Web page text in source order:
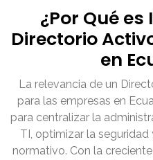
¿Por Qué
Directorio
en
La relevancia de un
para las empresas en
para centralizar la
TI, optimizar la
normativo. Con la